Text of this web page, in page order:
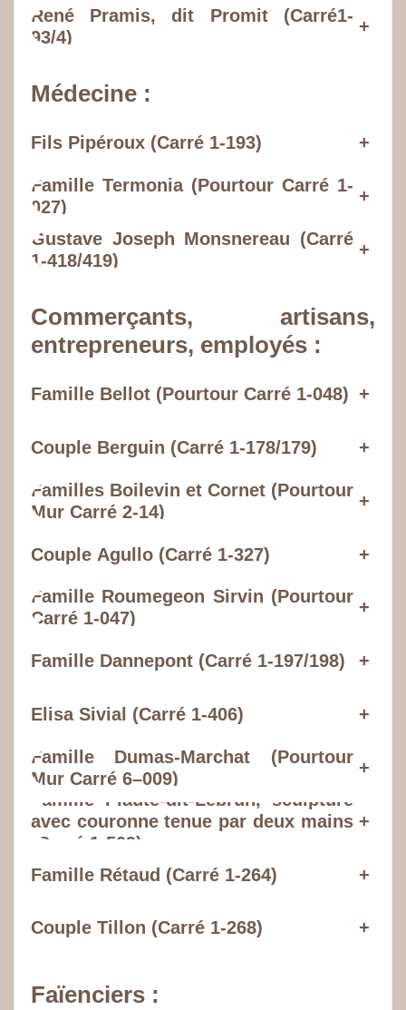
René Pramis, dit Promit (Carré1-
93/4)
+
Médecine :
Fils Pipéroux (Carré 1-193) +
Famille Termonia (Pourtour Carré 1-
027)
+
Gustave Joseph Monsnereau (Carré
1-418/419)
+
Commerçants, artisans,
entrepreneurs, employés :
Famille Bellot (Pourtour Carré 1-048) +
Couple Berguin (Carré 1-178/179) +
Familles Boilevin et Cornet (Pourtour
Mur Carré 2-14)
+
Couple Agullo (Carré 1-327) +
Famille Roumegeon Sirvin (Pourtour
Carré 1-047)
+
Famille Dannepont (Carré 1-197/198) +
Elisa Sivial (Carré 1-406) +
Famille Dumas-Marchat (Pourtour
Mur Carré 6–009)
+
Famille Plaute-dit-Lebrun, sculpture
avec couronne tenue par deux mains
(Carré 1-509)
+
Famille Rétaud (Carré 1-264) +
Couple Tillon (Carré 1-268) +
Faïenciers :